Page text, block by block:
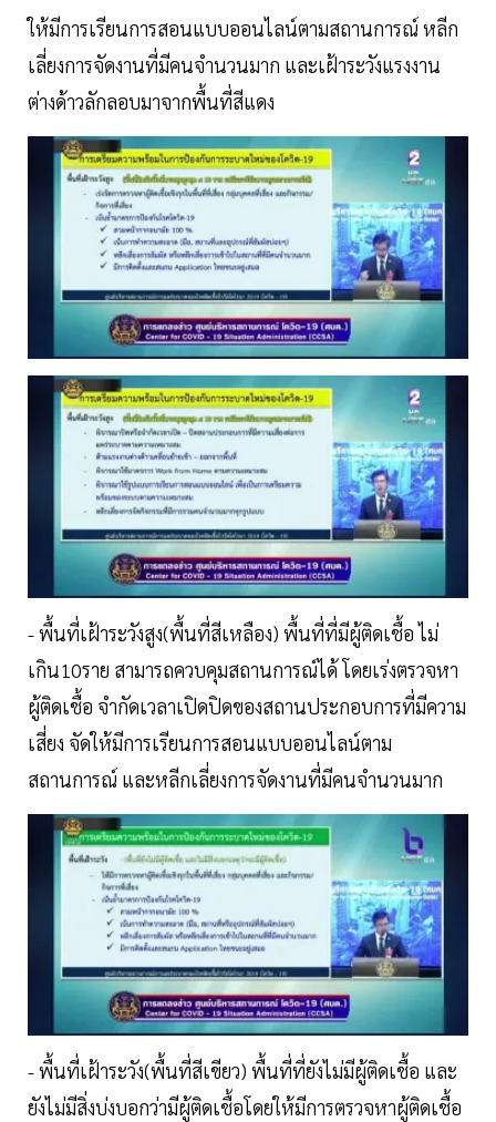
ให้มีการเรียนการสอนแบบออนไลน์ตามสถานการณ์ หลีก
เลี่ยงการจัดงานที่มีคนจำนวนมาก และเฝ้าระวังแรงงาน
ต่างด้าวลักลอบมาจากพื้นที่สีแดง
- พื้นที่เฝ้าระวังสูง(พื้นที่สีเหลือง) พื้นที่ที่มีผู้ติดเชื้อ ไม่
เกิน10ราย สามารถควบคุมสถานการณ์ได้ โดยเร่งตรวจหา
ผู้ติดเชื้อ จำกัดเวลาเปิดปิดของสถานประกอบการที่มีความ
เสี่ยง จัดให้มีการเรียนการสอนแบบออนไลน์ตาม
สถานการณ์ และหลีกเลี่ยงการจัดงานที่มีคนจำนวนมาก
- พื้นที่เฝ้าระวัง(พื้นที่สีเขียว) พื้นที่ที่ยังไม่มีผู้ติดเชื้อ และ
ยังไม่มีสิ่งบ่งบอกว่ามีผู้ติดเชื้อโดยให้มีการตรวจหาผู้ติดเชื้อ